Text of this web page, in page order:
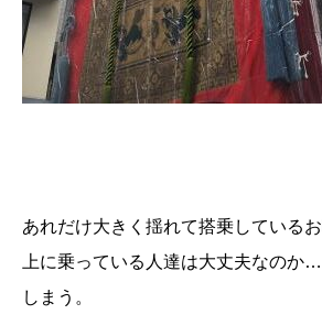
あれだけ大きく揺れて搭乗している
上に乗っている人達は大丈夫なの
しまう。